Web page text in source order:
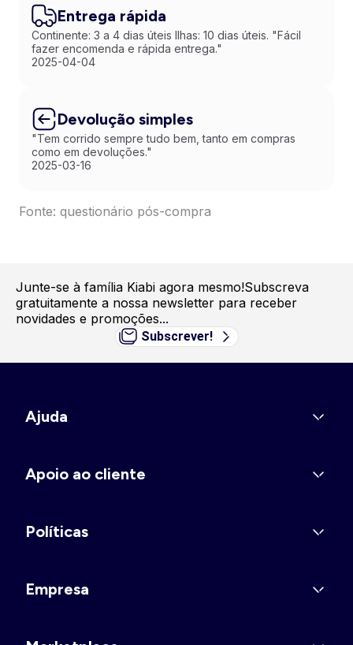
Entrega rápida
Continente: 3 a 4 dias úteis Ilhas: 10 dias úteis. "Fácil
fazer encomenda e rápida entrega."
2025-04-04
Devolução simples
"Tem corrido sempre tudo bem, tanto em compras
como em devoluções."
2025-03-16
Fonte: questionário pós-compra
Junte-se à família Kiabi agora mesmo!Subscreva
gratuitamente a nossa newsletter para receber
novidades e promoções...
Subscrever!
Ajuda
Apoio ao cliente
Políticas
Empresa